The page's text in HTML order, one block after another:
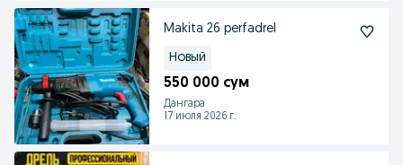
Makita 26 perfadrel
Новый
550 000 сум
Дангара
17 июля 2026 г.